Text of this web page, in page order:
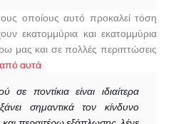
οποίους αυτό προκαλεί τόση
εκατομμύρια και εκατομμύρια
μας και σε πολλές περιπτώσεις
από αυτά
ποντίκια είναι ιδιαίτερα
σημαντικά τον κίνδυνο